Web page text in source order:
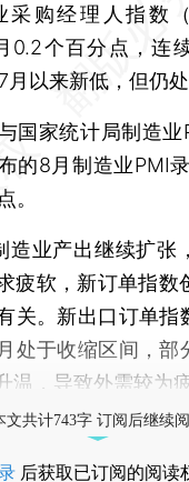
采购经理人指数（
0.2个百分点，连
以来新低，但仍处
家统计局制造业
的8月制造业PMI
。
业产出继续扩张
疲软，新订单指数
关。新出口订单指
处于收缩区间，部
温，导致外需较为疲
文共计743字 订阅后继续
后获取已订阅的阅读